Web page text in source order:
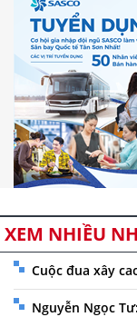
XEM NHIỀU
Cuộc đua xây
Nguyễn Ngọc